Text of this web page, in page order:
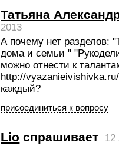
Татьяна
2013
А почему нет разделов:
дома и семьи "
можно отнести к
http://
каждый?
присоединиться к вопросу
Lio спрашивает
12